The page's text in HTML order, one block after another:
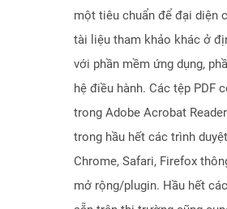
một tiêu chuẩn để đại diện
tài liệu tham khảo khác ở
với phần mềm ứng dụng,
hệ điều hành. Các tệp PDF
trong Adobe Acrobat
trong hầu hết các trình
Chrome, Safari, Firefox
mở rộng/plugin. Hầu hết